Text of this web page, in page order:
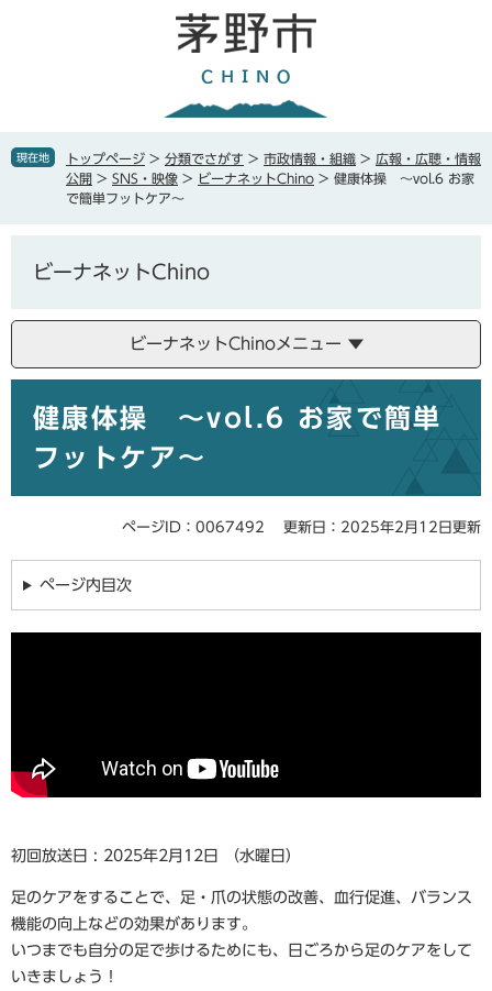
で
ば現在地 トップページ > 分類でさがす > 市政情報・組織 > 広報・広聴・情報
公開 > SNS・映像 > ビーナネットChino > 健康体操 ～vol.6 お家
で簡単フットケア～
ビーナネットChino
ビーナネットChinoメニュー
健康体操 ～vol.6 お家で簡単
フットケア～
ページID：0067492 更新日：2025年2月12日更新
ページ内目次
初回放送日 : 2025年2月12日 （水曜日）
足のケアをすることで、足・爪の状態の改善、血行促進、バランス
機能の向上などの効果があります。
いつまでも自分の足で歩けるためにも、日ごろから足のケアをして
いきましょう！